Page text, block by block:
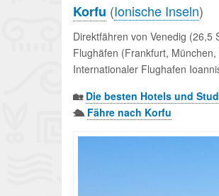
Korfu (Ionische Inseln)
Direktfähren von Venedig (26,5
Flughäfen (Frankfurt,
Internationaler Flughafen
🏡 Die besten Hotels und
🛳️ Fähre nach Korfu